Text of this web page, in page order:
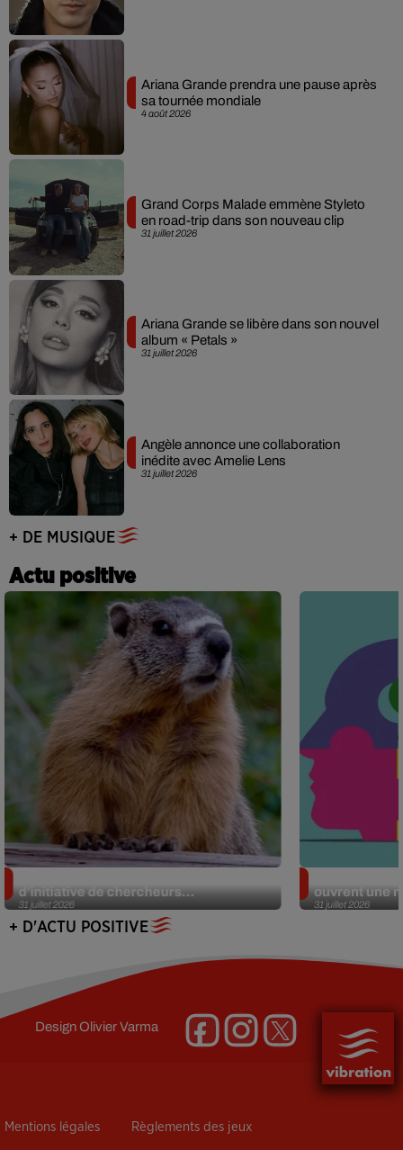
4 août 2026
Ariana Grande prendra une pause après
sa tournée mondiale
31 juillet 2026
Grand Corps Malade emmène Styleto
en road-trip dans son nouveau clip
31 juillet 2026
Ariana Grande se libère dans son nouvel
album « Petals »
31 juillet 2026
Angèle annonce une collaboration
inédite avec Amelie Lens
+ DE MUSIQUE
Actu positive
31 juillet 2026
d’initiative de chercheurs...
31 juillet 2026
ouvrent une
+ D'ACTU POSITIVE
DesignOlivier Varma
Mentions légales Règlements des jeux